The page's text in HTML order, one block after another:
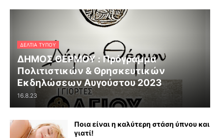
ΔΕΛΤΊΑ ΤΎΠΟΥ
ΔΗΜΟΣ ΘΕΡΜΟΥ : Πρόγραμμα
Πολιτιστικών & Θρησκευτικών
Εκδηλώσεων Αυγούστου 2023
16.8.23
Ποια είναι η καλύτερη στάση ύπνου και
γιατί!